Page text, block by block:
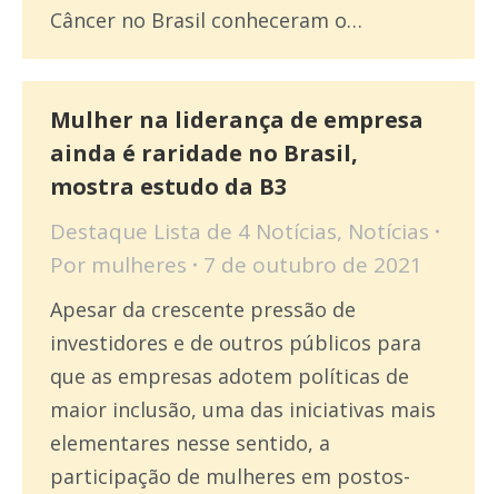
Câncer no Brasil conheceram o…
Mulher na liderança de empresa
ainda é raridade no Brasil,
mostra estudo da B3
Destaque Lista de 4 Notícias, Notícias
Por mulheres 7 de outubro de 2021
Apesar da crescente pressão de
investidores e de outros públicos para
que as empresas adotem políticas de
maior inclusão, uma das iniciativas mais
elementares nesse sentido, a
participação de mulheres em postos-